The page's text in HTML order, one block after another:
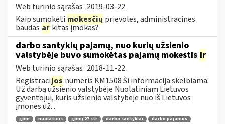
Web turinio sąrašas 2019-03-22
Kaip sumokėti mokesčių prievoles, administracines
baudas ar kitas įmokas?
darbo santykių pajamų, nuo kurių užsienio
valstybėje buvo sumokėtas pajamų mokestis ir
Web turinio sąrašas 2018-11-22
Registracijos numeris KM1508 Ši informacija skelbiama:
Už darbą užsienio valstybėje Nuolatiniam Lietuvos
gyventojui, kuris užsienio valstybėje nuo iš Lietuvos
įmonės už...
gpm nuolatinis gpmį 27 str darbo santykiai
darbo pajamos